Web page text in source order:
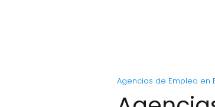
Agencias de Empleo en